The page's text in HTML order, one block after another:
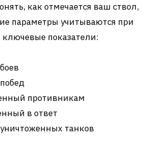
как отмечается ваш ствол,
параметры учитываются при
показатели:
противникам
в ответ
танков